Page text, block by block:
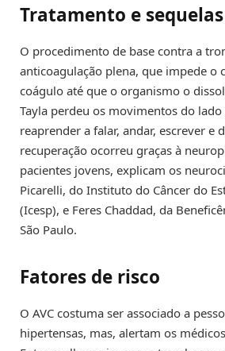
Tratamento e sequelas
O procedimento de base contra a
anticoagulação plena, que impede o
coágulo até que o organismo o
Tayla perdeu os movimentos do
reaprender a falar, andar, escrever e
recuperação ocorreu graças à
pacientes jovens, explicam os
Picarelli, do Instituto do Câncer do
(Icesp), e Feres Chaddad, da
São Paulo.
Fatores de risco
O AVC costuma ser associado a
hipertensas, mas, alertam os